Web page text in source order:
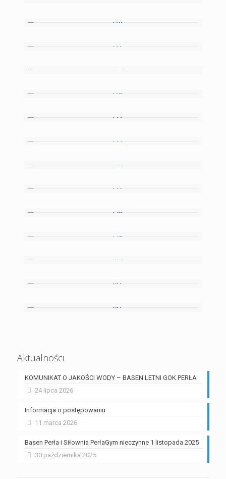
Aktualności
KOMUNIKAT O JAKOŚCI WODY – BASEN LETNI GOK PERŁA
24 lipca 2026
Informacja o postępowaniu
11 marca 2026
Basen Perła i Siłownia PerłaGym nieczynne 1 listopada 2025
30 października 2025